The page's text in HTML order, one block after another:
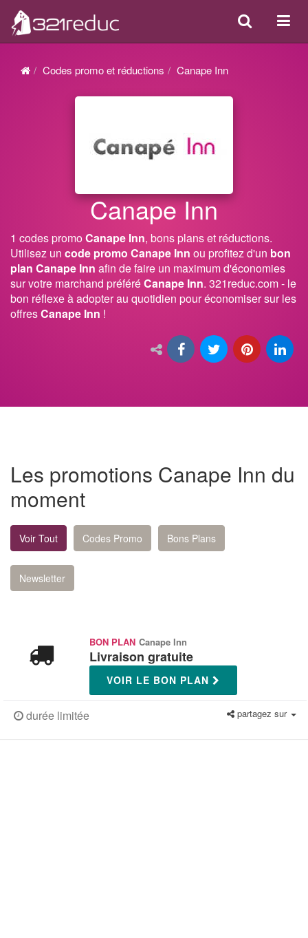
ou
Search
Codes promo et réductions Canape Inn
Canape Inn
1 codes promoCanape Inn, bons plans et réductions.
Utilisez un code promo Canape Inn ou profitez d'un bon
plan Canape Inn afin de faire un maximum d'économies
sur votre marchand préféréCanape Inn. 321reduc.com - le
bon réflexe à adopter au quotidien pour économiser sur les
offresCanape Inn !
Les promotions Canape Inn du
moment
Voir Tout Codes Promo Bons Plans
Newsletter
BON PLAN Canape Inn
Livraison gratuite
VOIR LE BON PLAN
durée limitée partagez sur